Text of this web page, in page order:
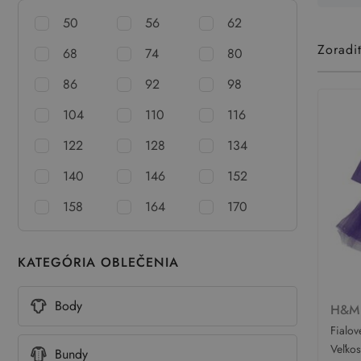
50 56
62
68
74
80
86
92
98
104
110
116
122
128
134
140
146
152
158
164 170
KATEGÓRIA OBLEČENIA
Body
Bundy
Kitty